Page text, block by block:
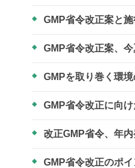
GMP省令改正案と
GMP省令改正案、
GMPを取り巻く環
GMP省令改正に向
改正GMP省令、年
GMP省令改正のポイ